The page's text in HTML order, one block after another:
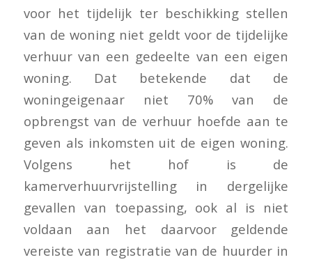
voor het tijdelijk ter beschikking stellen
van de woning niet geldt voor de tijdelijke
verhuur van een gedeelte van een eigen
woning. Dat betekende dat de
woningeigenaar niet 70% van de
opbrengst van de verhuur hoefde aan te
geven als inkomsten uit de eigen woning.
Volgens het hof is de
kamerverhuurvrijstelling in dergelijke
gevallen van toepassing, ook al is niet
voldaan aan het daarvoor geldende
vereiste van registratie van de huurder in